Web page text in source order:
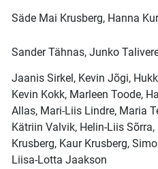
Säde Mai Krusberg, Hanna
Sander Tähnas, Junko
Jaanis Sirkel, Kevin Jõgi,
Kevin Kokk, Marleen Toode,
Allas, Mari-Liis Lindre, Maria
Kätriin Valvik, Helin-Liis Sõrra,
Krusberg, Kaur Krusberg,
Liisa-Lotta Jaakson